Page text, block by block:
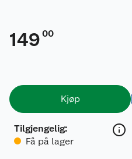
149 00
Kjøp
Tilgjengelig:
Få på lager